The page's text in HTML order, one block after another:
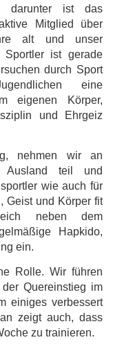
darunter ist das
Mitglied über
alt und unser
Sportler ist gerade
durch Sport
eine
eigenen Körper,
und Ehrgeiz
nehmen wir an
Ausland teil und
wie auch für
Geist und Körper fit
neben dem
Hapkido,
ein.
Rolle. Wir führen
Quereinstieg im
einiges verbessert
zeigt auch, dass
zu trainieren.